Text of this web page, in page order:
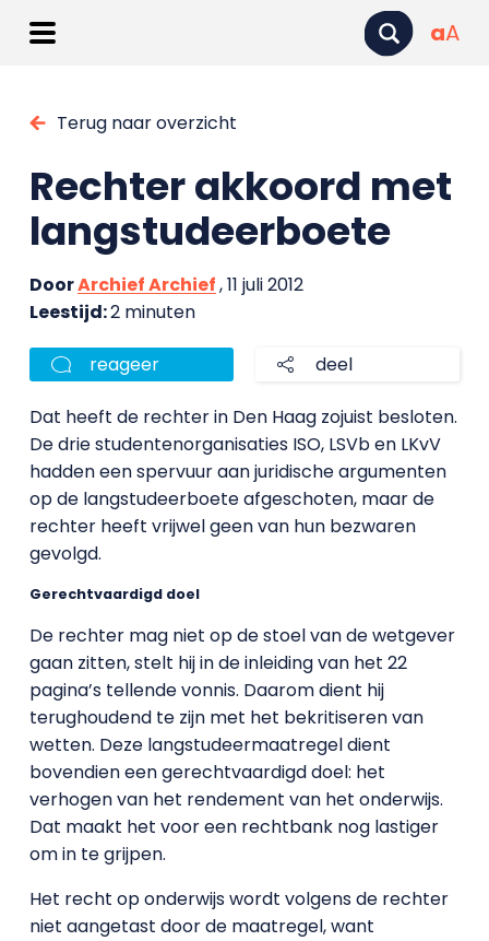
aA
Terug naar overzicht
Rechter akkoord met
langstudeerboete
DoorArchief Archief, 11 juli 2012
Leestijd:2 minuten
reageer deel
Dat heeft de rechter in Den Haag zojuist besloten.
De drie studentenorganisaties ISO, LSVb en LKvV
hadden een spervuur aan juridische argumenten
op de langstudeerboete afgeschoten, maar de
rechter heeft vrijwel geen van hun bezwaren
gevolgd.
Gerechtvaardigd doel
De rechter mag niet op de stoel van de wetgever
gaan zitten, stelt hij in de inleiding van het 22
pagina’s tellende vonnis. Daarom dient hij
terughoudend te zijn met het bekritiseren van
wetten. Deze langstudeermaatregel dient
bovendien een gerechtvaardigd doel: het
verhogen van het rendement van het onderwijs.
Dat maakt het voor een rechtbank nog lastiger
om in te grijpen.
Het recht op onderwijs wordt volgens de rechter
niet aangetast door de maatregel, want